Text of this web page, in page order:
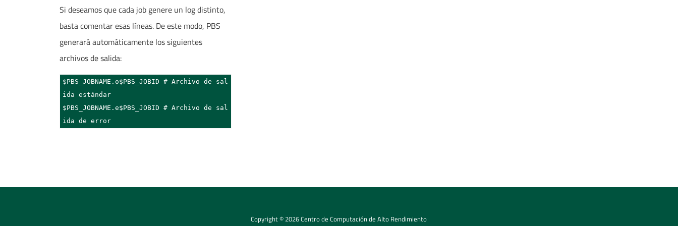
Si deseamos que cada job genere un log distinto,
basta comentar esas líneas. De este modo, PBS
generará automáticamente los siguientes
archivos de salida:
$PBS_JOBNAME.o$PBS_JOBID # Archivo de sal
ida estándar
$PBS_JOBNAME.e$PBS_JOBID # Archivo de sal
ida de error
Copyright © 2026 Centro de Computación de Alto Rendimiento